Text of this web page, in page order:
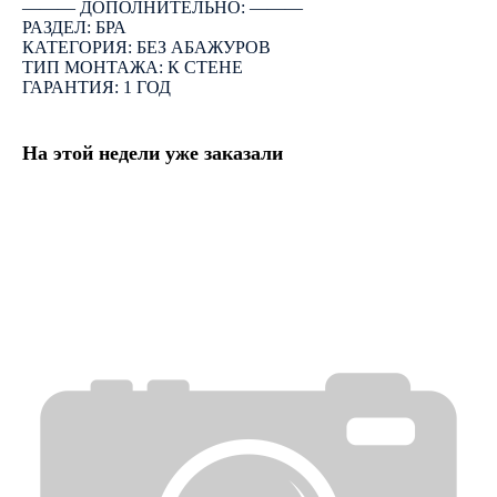
――― ДОПОЛНИТЕЛЬНО: ―――
РАЗДЕЛ: БРА
КАТЕГОРИЯ: БЕЗ АБАЖУРОВ
ТИП МОНТАЖА: К СТЕНЕ
ГАРАНТИЯ: 1 ГОД
На этой недели уже заказали